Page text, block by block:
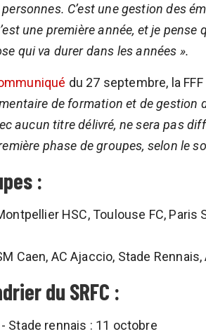
C’est une gestion des
une première année, et je
qui va durer dans les années ».
du 27 septembre, la
de formation et de gestion
aucun titre délivré, ne sera pas
phase de groupes, selon le
:
HSC, Toulouse FC, Paris
Caen, AC Ajaccio, Stade
du SRFC :
Stade rennais : 11 octobre